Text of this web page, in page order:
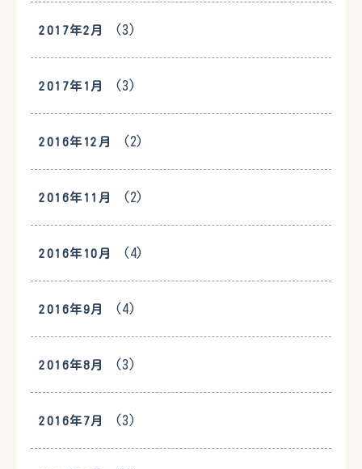
2017年2月 (3)
2017年1月 (3)
2016年12月 (2)
2016年11月 (2)
2016年10月 (4)
2016年9月 (4)
2016年8月 (3)
2016年7月 (3)